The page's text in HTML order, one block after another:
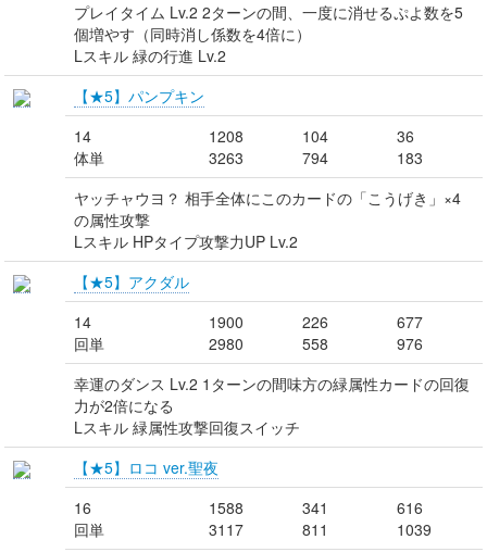
プレイタイム Lv.2 2ターンの間、一度に消せるぷよ数を5
個増やす（同時消し係数を4倍に）
Lスキル 緑の行進 Lv.2
【★5】パンプキン
14
体単
1208
3263
104
794
36
183
ヤッチャウヨ？ 相手全体にこのカードの「こうげき」×4
の属性攻撃
Lスキル HPタイプ攻撃力UP Lv.2
【★5】アクダル
14
回単
1900
2980
226
558
677
976
幸運のダンス Lv.2 1ターンの間味方の緑属性カードの回復
力が2倍になる
Lスキル 緑属性攻撃回復スイッチ
【★5】ロコ ver.聖夜
16
回単
1588
3117
341
811
616
1039